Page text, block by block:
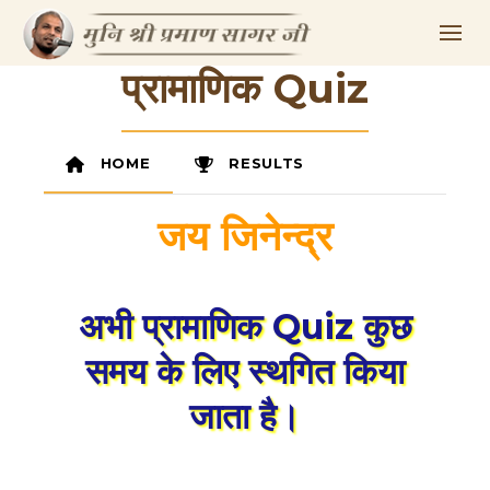
प्रामाणिक Quiz
HOME RESULTS
जय जिनेन्द्र
अभी प्रामाणिक Quiz कुछ
समय के लिए स्थगित किया
जाता है।